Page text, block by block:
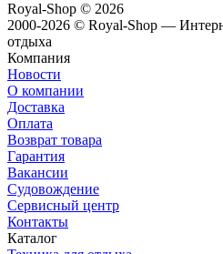
Royal-Shop © 2026
2000-2026 © Royal-Shop —
отдыха
Компания
Новости
О компании
Доставка
Оплата
Возврат товара
Гарантия
Вакансии
Судовождение
Сервисный центр
Контакты
Каталог